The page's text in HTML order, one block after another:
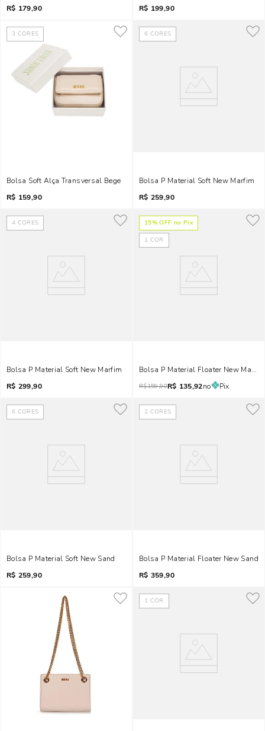
R$ 179,90 R$ 199,90
3 CORES
Bolsa Soft Alça Transversal Bege
R$ 159,90
6 CORES
Bolsa P Material Soft New Marfim
R$ 259,90
4 CORES
Bolsa P Material Soft New Marfim
R$ 299,90
15% OFF no Pix
1 COR
Bolsa P Material Floater New Marfim
R$159,90R$ 135,92no Pix
6 CORES
Bolsa P Material Soft New Sand
R$ 259,90
2 CORES
Bolsa P Material Floater New Sand
R$ 359,90
1 COR